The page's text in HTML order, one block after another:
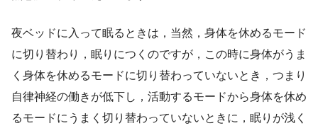
夜ベッドに入って眠るときは，当然，身体を休めるモード
に切り替わり，眠りにつくのですが，この時に身体がうま
く身体を休めるモードに切り替わっていないとき，つまり
自律神経の働きが低下し，活動するモードから身体を休め
るモードにうまく切り替わっていないときに，眠りが浅く